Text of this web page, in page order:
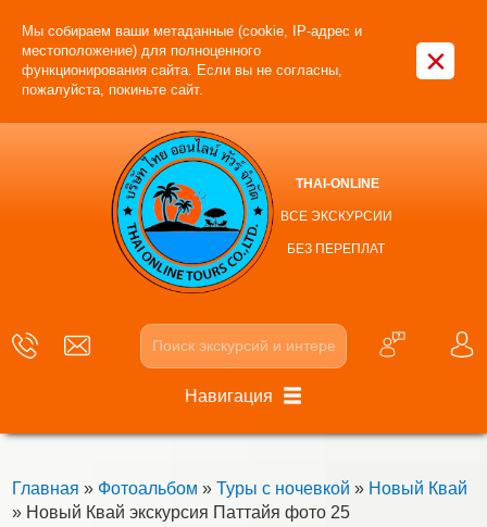
Мы собираем ваши метаданные (cookie, IP-адрес и
местоположение) для полноценного
функционирования сайта. Если вы не согласны,
пожалуйста, покиньте сайт.
×
THAI-ONLINE
ВСЕ ЭКСКУРСИИ
БЕЗ ПЕРЕПЛАТ
Навигация
Главная » Фотоальбом » Туры с ночевкой » Новый Квай
» Новый Квай экскурсия Паттайя фото 25